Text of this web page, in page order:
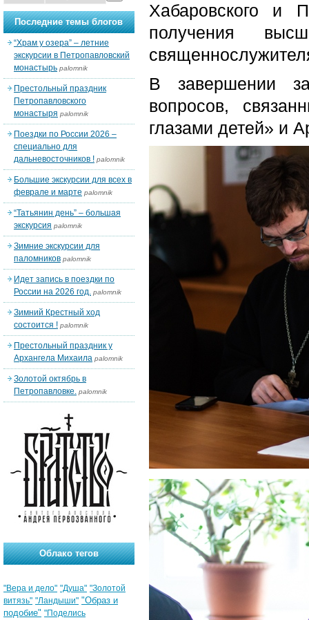
Хабаровского и
получения
В завершении
вопросов,
глазами детей» и
Последние темы блогов
“Храм у озера” – летние
экскурсии в Петропавловский
монастырь palomnik
Престольный праздник
Петропавловского
монастыря palomnik
Поездки по России 2026 –
специально для
дальневосточников ! palomnik
Большие экскурсии для всех в
феврале и марте palomnik
“Татьянин день” – большая
экскурсия palomnik
Зимние экскурсии для
паломников palomnik
Идет запись в поездки по
России на 2026 год. palomnik
Зимний Крестный ход
состоится ! palomnik
Престольный праздник у
Архангела Михаила palomnik
Золотой октябрь в
Петропавловке. palomnik
Облако тегов
"Вера и дело" "Душа" "Золотой
витязь" "Ландыши" "Образ и
подобие" "Поделись